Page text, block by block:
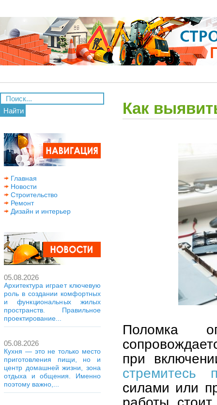
Найти
Главная
Новости
Строительство
Ремонт
Дизайн и интерьер
05.08.2026
Архитектура играет ключевую
роль в создании комфортных
и функциональных жилых
пространств. Правильное
проектирование...
05.08.2026
Кухня — это не только место
приготовления пищи, но и
центр домашней жизни, зона
отдыха и общения. Именно
поэтому важно,...
Как
Поломка
при
стремитесь
силами или